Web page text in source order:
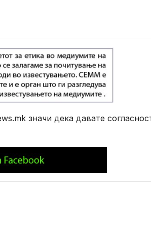
значи дека давате